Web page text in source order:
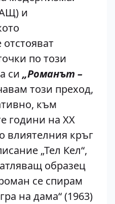
и
по този
си „Романът –
този преход,
към
години на XX
влиятелния кръг
„Тел Кел“,
образец
се спирам
на дама“ (1963)